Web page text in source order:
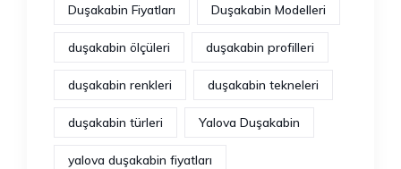
Duşakabin Fiyatları Duşakabin Modelleri
duşakabin ölçüleri duşakabin profilleri
duşakabin renkleri duşakabin tekneleri
duşakabin türleri Yalova Duşakabin
yalova duşakabin fiyatları